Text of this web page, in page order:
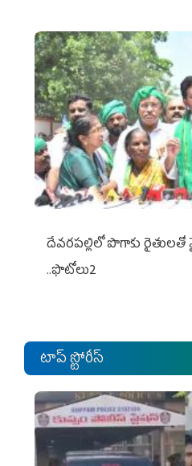
దేవరపల్లిలో పొగాకు
..ఫొటోలు2
టాప్ స్టోరీస్